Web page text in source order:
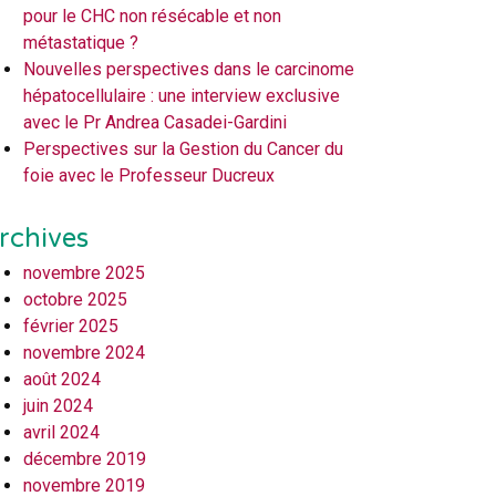
pour le CHC non résécable et non
métastatique ?
Nouvelles perspectives dans le carcinome
hépatocellulaire : une interview exclusive
avec le Pr Andrea Casadei-Gardini
Perspectives sur la Gestion du Cancer du
foie avec le Professeur Ducreux
novembre 2025
octobre 2025
février 2025
novembre 2024
août 2024
juin 2024
avril 2024
décembre 2019
novembre 2019